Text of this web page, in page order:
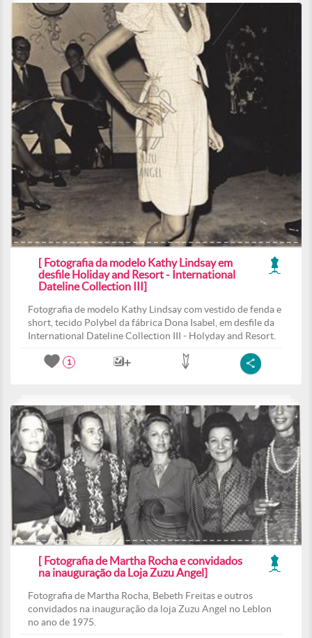
[ Fotografia da modelo Kathy Lindsay em
desfile Holiday and Resort - International
Dateline Collection III]
Fotografia de modelo Kathy Lindsay com vestido de fenda e
short, tecido Polybel da fábrica Dona Isabel, em desfile da
International Dateline Collection III - Holyday and Resort.
1
[ Fotografia de Martha Rocha e convidados
na inauguração da Loja Zuzu Angel]
Fotografia de Martha Rocha, Bebeth Freitas e outros
convidados na inauguração da loja Zuzu Angel no Leblon
no ano de 1975.